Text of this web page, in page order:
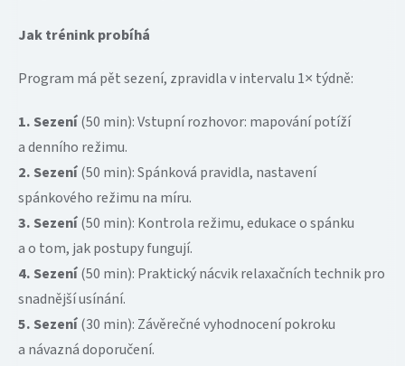
Jak trénink probíhá
Program má pět sezení, zpravidla v intervalu 1× týdně:
1. Sezení(50 min): Vstupní rozhovor: mapování potíží
a denního režimu.
2. Sezení(50 min): Spánková pravidla, nastavení
spánkového režimu na míru.
3. Sezení(50 min): Kontrola režimu, edukace o spánku
a o tom, jak postupy fungují.
4. Sezení(50 min): Praktický nácvik relaxačních technik pro
snadnější usínání.
5. Sezení(30 min): Závěrečné vyhodnocení pokroku
a návazná doporučení.